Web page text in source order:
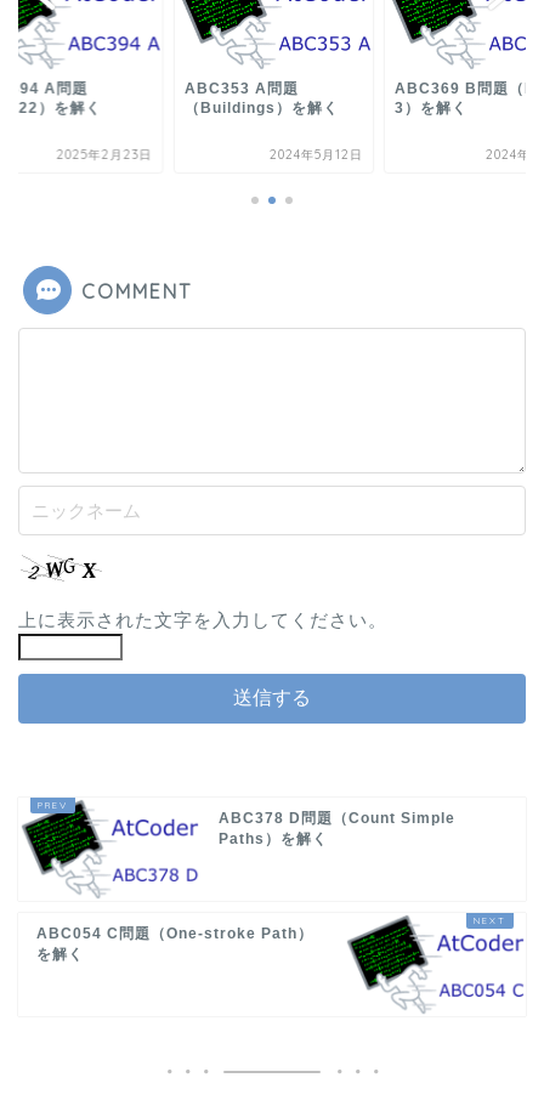
A問題
）を解く
2025年2月23日
ABC353 A問題
（Buildings）を解く
2024年5月12日
ABC369 B問題（
3）を解く
2024年9
COMMENT
上に表示された文字を入力してください。
ABC378 D問題（Count Simple
Paths）を解く
ABC054 C問題（One-stroke Path）
を解く